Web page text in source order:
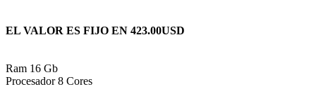
EL VALOR ES FIJO EN 423.00USD
Ram 16 Gb
Procesador 8 Cores